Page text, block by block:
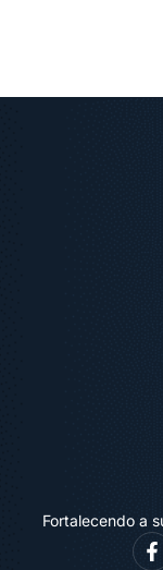
Fortalecendo a